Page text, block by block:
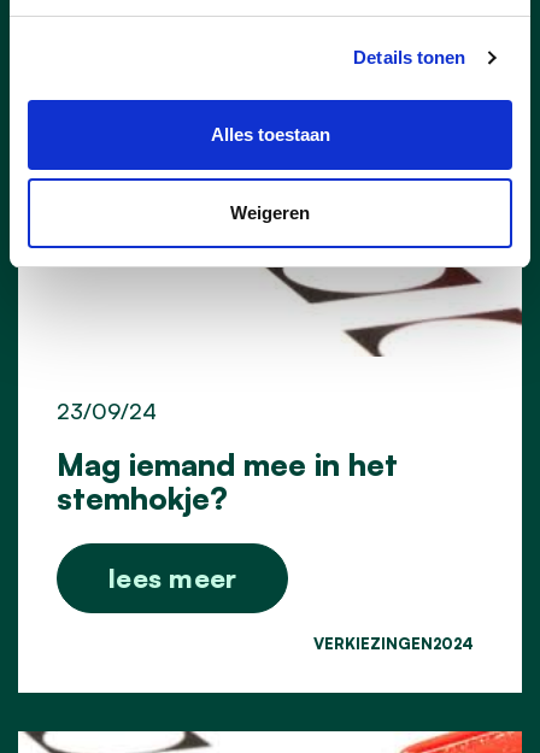
Details tonen
Alles toestaan
Weigeren
Mag iemand mee in het
stemhokje?
23/09/24
lees meer
VERKIEZINGEN2024